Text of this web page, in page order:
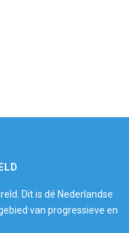
Dit is dé Nederlandse
van progressieve en